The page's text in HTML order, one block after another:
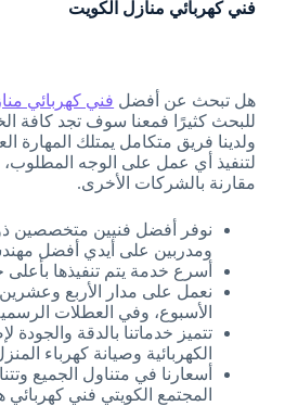
فني كهربائي منازل الكويت
هل تبحث عن أفضل فني كهربائي
للبحث كثيرًا فمعنا سوف تجد كافة
ولدينا فريق متكامل يمتلك المهارة
لتنفيذ أي عمل على الوجه المطلوب،
مقارنة بالشركات الأخرى.
نوفر أفضل فنيين متخصصين
ومدربين على أيدي أفضل
أسرع خدمة يتم تنفيذها بأعلى
نعمل على مدار الأربع
الأسبوع، وفي العطلات
تتميز خدماتنا بالدقة والجودة
الكهربائية وصيانة كهرباء
أسعارنا في متناول الجميع
المجتمع الكويتي فني كهربائي